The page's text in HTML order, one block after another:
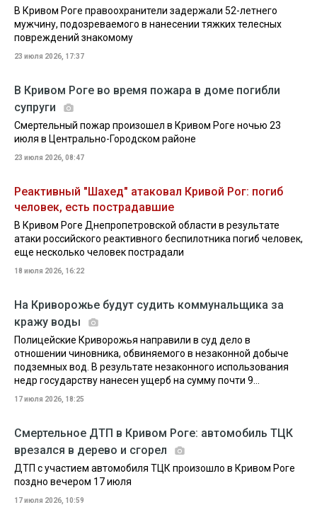
В Кривом Роге правоохранители задержали 52-летнего
мужчину, подозреваемого в нанесении тяжких телесных
повреждений знакомому
23 июля 2026, 17:37
В Кривом Роге во время пожара в доме погибли
супруги
Смертельный пожар произошел в Кривом Роге ночью 23
июля в Центрально-Городском районе
23 июля 2026, 08:47
Реактивный "Шахед" атаковал Кривой Рог: погиб
человек, есть пострадавшие
В Кривом Роге Днепропетровской области в результате
атаки российского реактивного беспилотника погиб человек,
еще несколько человек пострадали
18 июля 2026, 16:22
На Криворожье будут судить коммунальщика за
кражу воды
Полицейские Криворожья направили в суд дело в
отношении чиновника, обвиняемого в незаконной добыче
подземных вод. В результате незаконного использования
недр государству нанесен ущерб на сумму почти 9...
17 июля 2026, 18:25
Смертельное ДТП в Кривом Роге: автомобиль ТЦК
врезался в дерево и сгорел
ДТП с участием автомобиля ТЦК произошло в Кривом Роге
поздно вечером 17 июля
17 июля 2026, 10:59